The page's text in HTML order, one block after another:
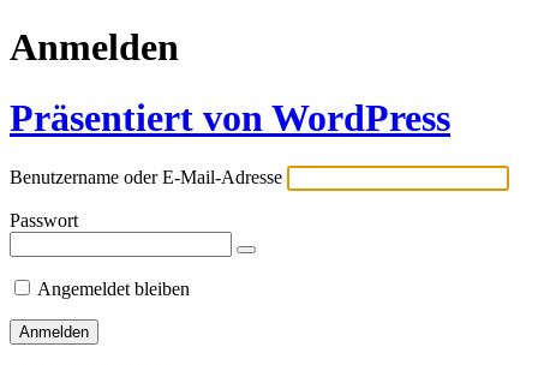
Anmelden
Präsentiert von WordPress
Benutzername oder E-Mail-Adresse
Passwort
Angemeldet bleiben